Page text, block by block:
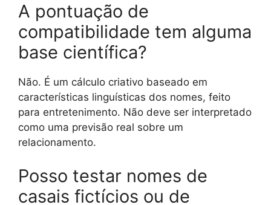
A pontuação de
compatibilidade tem alguma
base científica?
Não. É um cálculo criativo baseado em
características linguísticas dos nomes, feito
para entretenimento. Não deve ser interpretado
como uma previsão real sobre um
relacionamento.
Posso testar nomes de
casais fictícios ou de